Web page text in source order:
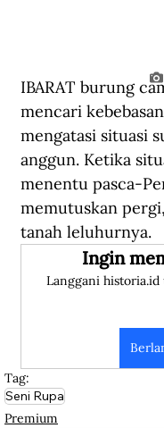
IBARAT burung
mencari
mengatasi situasi
anggun. Ketika
menentu pasca-
memutuskan
tanah leluhurnya.
Ingin
Langgani
Tag:
Seni Rupa
Premium